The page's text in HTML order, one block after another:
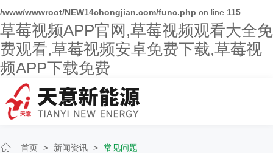
/www/wwwroot/NEW14chongjian.com/func.php on line 115
草莓视频APP官网,草莓视频观看大全免
费观看,草莓视频安卓免费下载,草莓视
频APP下载免费
人才招聘
新闻资讯
联系草莓视频APP官网
首页 > 新闻资讯 > 常见问题